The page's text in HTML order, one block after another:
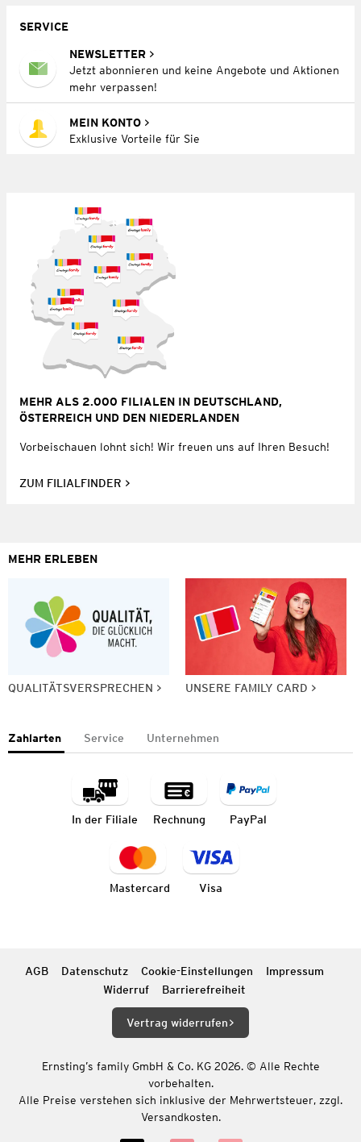
SERVICE
NEWSLETTER
Jetzt abonnieren und keine Angebote und Aktionen
mehr verpassen!
MEIN KONTO
Exklusive Vorteile für Sie
MEHR ALS 2.000 FILIALEN IN DEUTSCHLAND,
ÖSTERREICH UND DEN NIEDERLANDEN
Vorbeischauen lohnt sich! Wir freuen uns auf Ihren Besuch!
ZUM FILIALFINDER
MEHR ERLEBEN
QUALITÄTSVERSPRECHEN UNSERE FAMILY CARD
Zahlarten Service Unternehmen
In der Filiale Rechnung PayPal
Mastercard Visa
AGB Datenschutz Cookie-Einstellungen
Impressum
Widerruf
Barrierefreiheit
Vertrag widerrufen
Ernsting’s family GmbH & Co. KG 2026. © Alle Rechte
vorbehalten.
Alle Preise verstehen sich inklusive der Mehrwertsteuer, zzgl.
Versandkosten.